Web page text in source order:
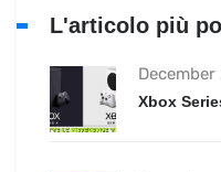
L'articolo più
Xbox